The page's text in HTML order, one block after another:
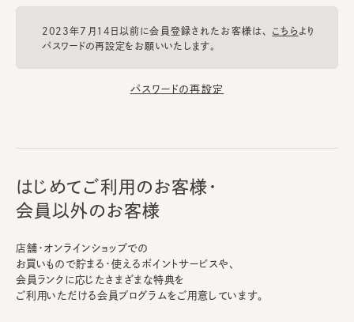
2023年7月14日以前に会員登録されたお客様は、 こちらより
パスワードの再設定をお願いいたします。
パスワードの再設定
はじめてご利用のお客様・
会員以外のお客様
店舗・オンラインショップでの
お買いもので貯まる・使えるポイントサービスや、
会員ランクに応じたさまざまな特典を
ご利用いただける会員プログラムをご用意しています。